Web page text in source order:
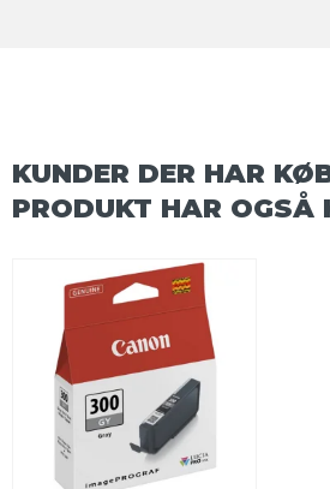
KUNDER DER HAR
PRODUKT HAR OGSÅ